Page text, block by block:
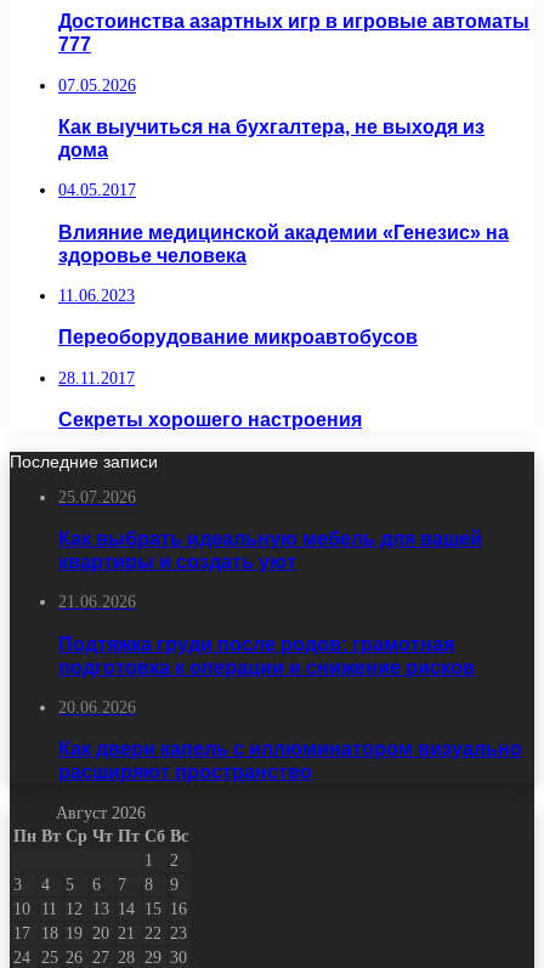
Достоинства азартных игр в игровые автоматы
777
07.05.2026
Как выучиться на бухгалтера, не выходя из
дома
04.05.2017
Влияние медицинской академии «Генезис» на
здоровье человека
11.06.2023
Переоборудование микроавтобусов
28.11.2017
Секреты хорошего настроения
Последние записи
25.07.2026
Как выбрать идеальную мебель для вашей
квартиры и создать уют
21.06.2026
Подтяжка груди после родов: грамотная
подготовка к операции и снижение рисков
20.06.2026
Как двери капель с иллюминатором визуально
расширяют пространство
Август 2026
Пн Вт Ср Чт Пт Сб Вс
1
2
3
4 5 6 7 8
9
10
11 12 13 14 15 16
17
18 19 20 21 22 23
24
25 26 27 28 29 30